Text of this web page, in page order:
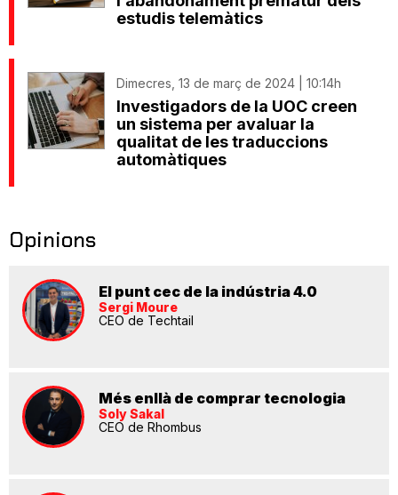
estudis telemàtics
Dimecres, 13 de març de 2024 | 10:14h
Investigadors de la UOC creen
un sistema per avaluar la
qualitat de les traduccions
automàtiques
Opinions
El punt cec de la indústria 4.0
Sergi Moure
CEO de Techtail
Més enllà de comprar tecnologia
Soly Sakal
CEO de Rhombus